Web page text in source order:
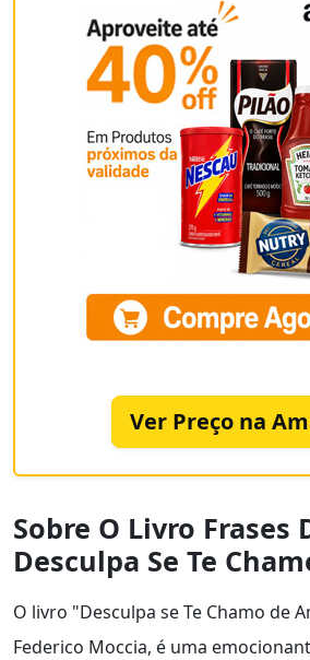
Ver Preço na
Sobre O Livro Frases
Desculpa Se Te
O livro "Desculpa se Te Chamo de
Federico Moccia, é uma